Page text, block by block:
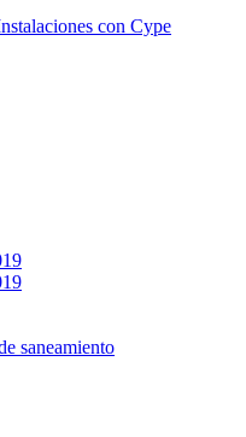
con Cype
saneamiento